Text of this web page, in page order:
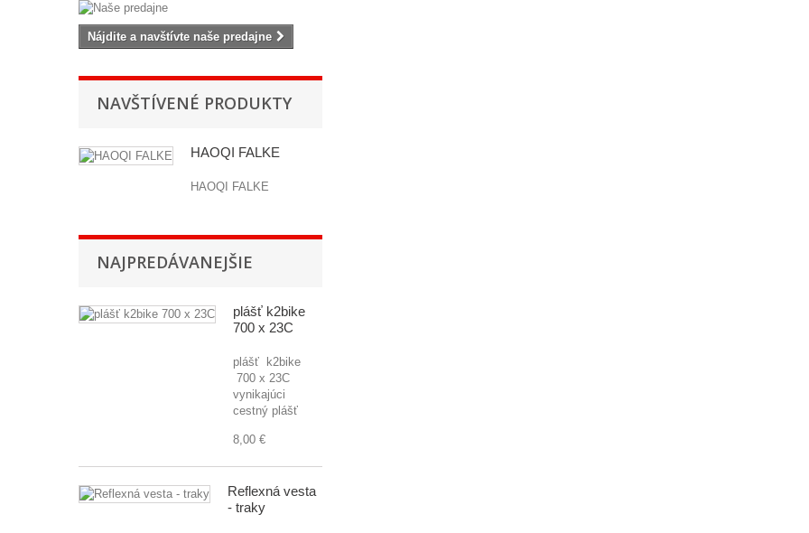
Nájdite a navštívte naše predajne
NAVŠTÍVENÉ PRODUKTY
HAOQI FALKE
HAOQI FALKE
NAJPREDÁVANEJŠIE
plášť k2bike
700 x 23C
plášť k2bike
700 x 23C
vynikajúci
cestný plášť
8,00 €
Reflexná vesta
- traky